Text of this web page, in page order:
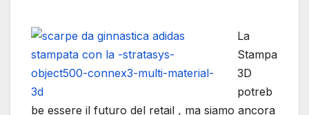
La
Stampa
3D
potreb
be essere il futuro del retail , ma siamo ancora